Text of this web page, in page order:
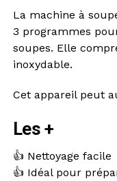
La machine à
3 programmes
soupes. Elle
inoxydable.
Cet appareil peut
Les +
👍 Nettoyage facile
👍 Idéal pour